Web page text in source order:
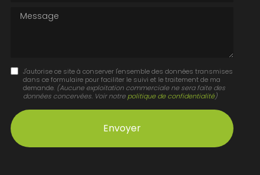
Message
J'autorise ce site à conserver l'ensemble des données transmises
dans ce formulaire pour faciliter le suivi et le traitement de ma
demande. (Aucune exploitation commerciale ne sera faite des
données concervées. Voir notre politique de confidentialité)